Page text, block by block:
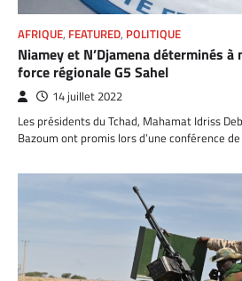
AFRIQUE, FEATURED, POLITIQUE
Niamey et N’Djamena déterminés
force régionale G5 Sahel
14 juillet 2022
Les présidents du Tchad, Mahamat Idriss
Bazoum ont promis lors d’une conférence